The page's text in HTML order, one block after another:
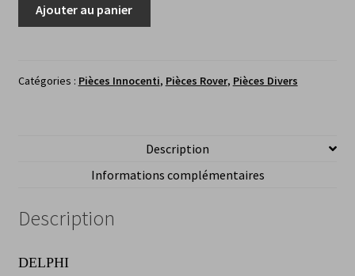
frein
Ajouter au panier
Catégories : Pièces Innocenti, Pièces Rover, Pièces Divers
Description
Informations complémentaires
Description
DELPHI